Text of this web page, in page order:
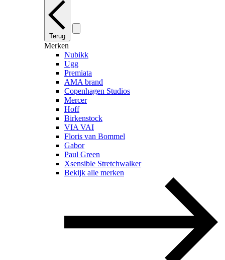
Terug
Merken
Nubikk
Ugg
Premiata
AMA brand
Copenhagen Studios
Mercer
Hoff
Birkenstock
VIA VAI
Floris van Bommel
Gabor
Paul Green
Xsensible Stretchwalker
Bekijk alle merken